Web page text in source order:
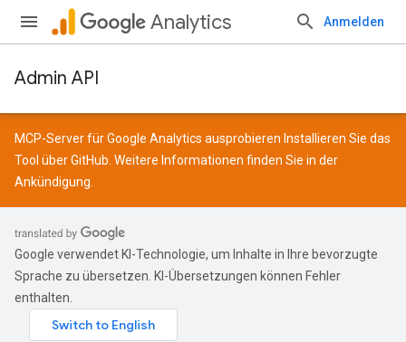
Analytics Anmelden
Admin API
MCP-Server für Google Analytics ausprobieren Installieren Sie das
Tool überGitHub . Weitere Informationen finden Sie in der
Ankündigung
Google verwendet KI-Technologie, um Inhalte in Ihre bevorzugte
Sprache zu übersetzen. KI-Übersetzungen können Fehler
enthalten.